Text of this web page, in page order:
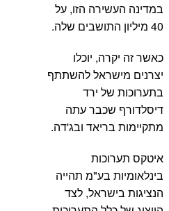
במדינה העשירה הזו, על
40 מיליון התושבים שלה.
כאשר זה יקרה, יוכלו
יצרנים מישראל להשתתף
בתערוכות של ירד
דיסלדורף שכבר עתה
מתקיימות בריאד ובג'דה.
איטקס תערוכות
בינלאומיות בע"מ תהייה
הנציגות בישראל, לצד